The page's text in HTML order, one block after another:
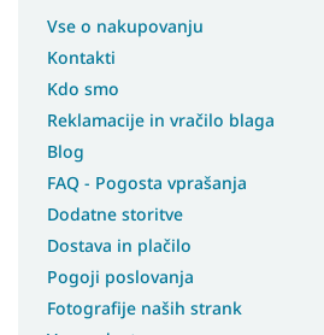
Vse o nakupovanju
Kontakti
Kdo smo
Reklamacije in vračilo blaga
Blog
FAQ - Pogosta vprašanja
Dodatne storitve
Dostava in plačilo
Pogoji poslovanja
Fotografije naših strank